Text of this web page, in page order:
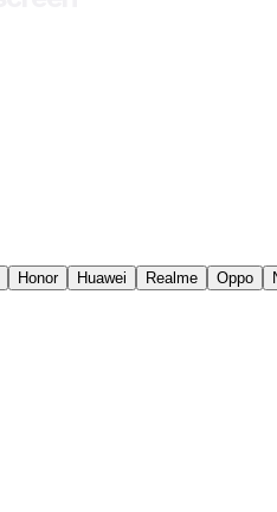
Honor Huawei Realme Oppo